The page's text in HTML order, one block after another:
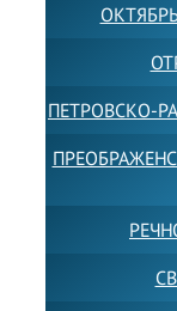
ПЕТРОВСКО-